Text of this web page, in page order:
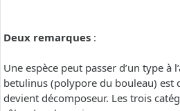
Deux remarques :
Une espèce peut passer d’un type à
betulinus (polypore du bouleau) est
devient décomposeur. Les trois